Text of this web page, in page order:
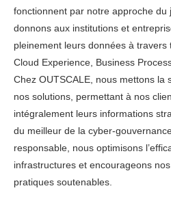
fonctionnent par notre approche du
donnons aux institutions et
pleinement leurs données à
Cloud Experience, Business
Chez OUTSCALE, nous mettons
nos solutions, permettant à nos
intégralement leurs informations
du meilleur de la cyber-
responsable, nous optimisons
infrastructures et encourageons
pratiques soutenables.